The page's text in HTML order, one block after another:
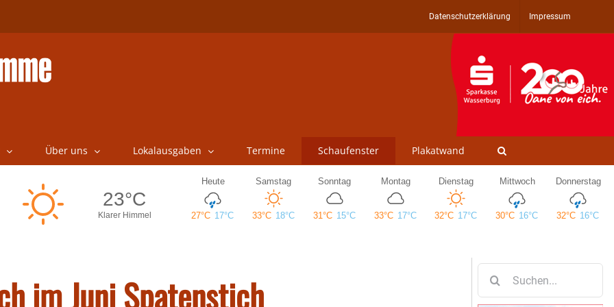
Datenschutzerklärung Impressum
Über uns Lokalausgaben Termine Schaufenster Plakatwand
im Juni Spatenstich
nach: